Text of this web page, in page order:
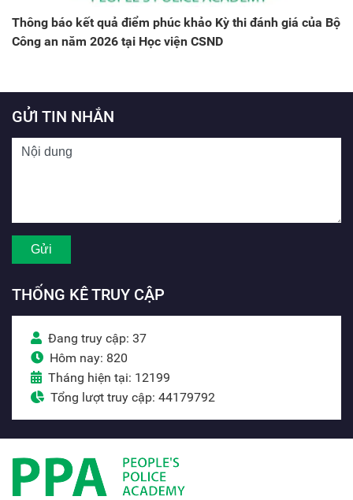
Thông báo kết quả điểm phúc khảo Kỳ thi đánh giá của Bộ
Công an năm 2026 tại Học viện CSND
GỬI TIN NHẮN
THỐNG KÊ TRUY CẬP
Đang truy cập: 37
Hôm nay: 820
Tháng hiện tại: 12199
Tổng lượt truy cập: 44179792